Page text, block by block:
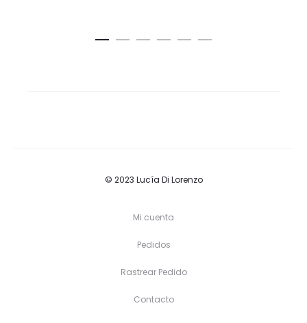
© 2023 Lucía Di Lorenzo
Mi cuenta
Pedidos
Rastrear Pedido
Contacto